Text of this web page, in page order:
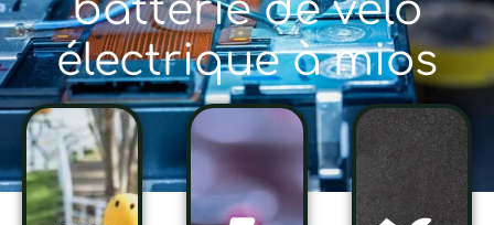
batterie de vélo
électrique à mios